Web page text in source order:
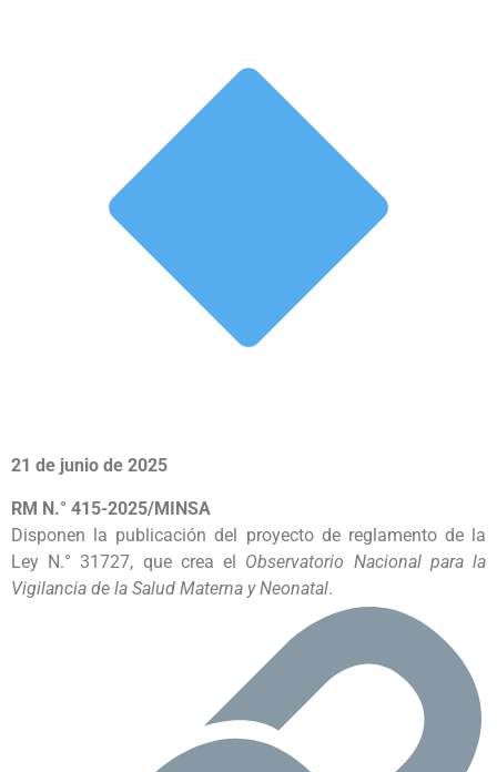
21 de junio de 2025
RM N.° 415-2025/MINSA
Disponen la publicación del proyecto de reglamento de la
Ley N.° 31727, que crea el Observatorio Nacional para la
Vigilancia de la Salud Materna y Neonatal.